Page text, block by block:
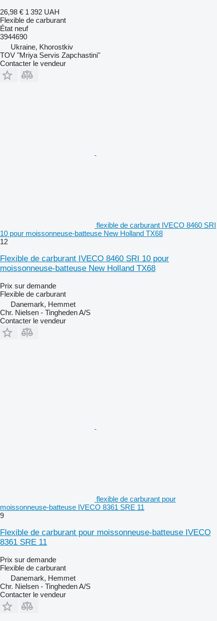
26,98 € 1 392 UAH
Flexible de carburant
État neuf
3944690
Ukraine, Khorostkiv
TOV "Mriya Servis Zapchastini"
Contacter le vendeur
flexible de carburant IVECO 8460 SRI
10 pour moissonneuse-batteuse New Holland TX68
12
Flexible de carburant IVECO 8460 SRI 10 pour
moissonneuse-batteuse New Holland TX68
Prix sur demande
Flexible de carburant
Danemark, Hemmet
Chr. Nielsen - Tingheden A/S
Contacter le vendeur
flexible de carburant pour
moissonneuse-batteuse IVECO 8361 SRE 11
9
Flexible de carburant pour moissonneuse-batteuse IVECO
8361 SRE 11
Prix sur demande
Flexible de carburant
Danemark, Hemmet
Chr. Nielsen - Tingheden A/S
Contacter le vendeur